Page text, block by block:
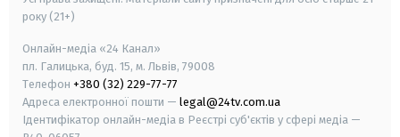
року (21+)
Онлайн-медіа «24 Канал»
пл. Галицька, буд. 15, м. Львів, 79008
Телефон +380 (32) 229-77-77
Адреса електронної пошти — legal@24tv.com.ua
Ідентифікатор онлайн-медіа в Реєстрі суб'єктів у сфері медіа —